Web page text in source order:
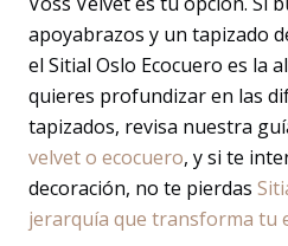
apoyabrazos y un tapizado
el Sitial Oslo Ecocuero es la
quieres profundizar en las
tapizados, revisa nuestra
velvet o ecocuero, y si te
decoración, no te pierdas
jerarquía que transforma tu